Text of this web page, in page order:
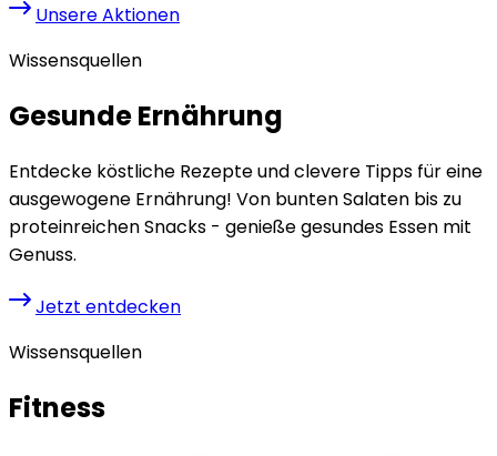
Unsere Aktionen
Wissensquellen
Gesunde Ernährung
Entdecke köstliche Rezepte und clevere Tipps für eine
ausgewogene Ernährung! Von bunten Salaten bis zu
proteinreichen Snacks - genieße gesundes Essen mit
Genuss.
Jetzt entdecken
Wissensquellen
Fitness